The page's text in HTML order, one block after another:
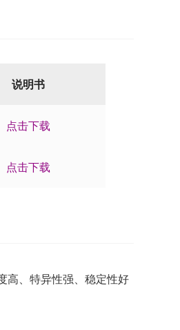
说明书
点击下载
点击下载
高、特异性强、稳定性好